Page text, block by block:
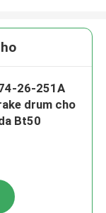
26-251A
drum cho
Bt50